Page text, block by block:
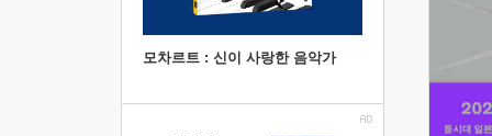
모차르트 : 신이 사랑한 음악가